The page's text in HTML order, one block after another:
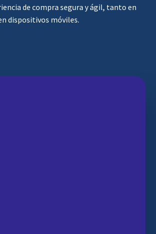
de compra segura y ágil, tanto en
dispositivos móviles.